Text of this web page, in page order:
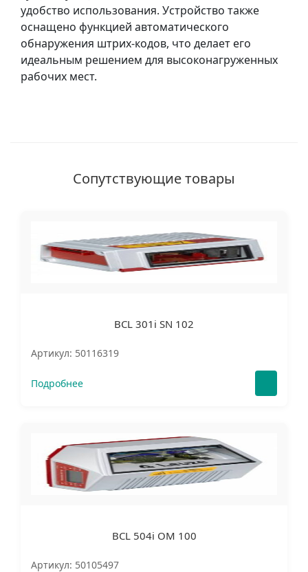
удобство использования. Устройство также
оснащено функцией автоматического
обнаружения штрих-кодов, что делает его
идеальным решением для высоконагруженных
рабочих мест.
Сопутствующие товары
BCL 301i SN 102
Артикул: 50116319
Подробнее
BCL 504i OM 100
Артикул: 50105497